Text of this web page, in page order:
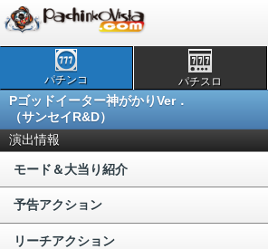
パチンコ パチスロ
Pゴッドイーター神がかりVer．
（サンセイR&D）
演出情報
モード＆大当り紹介
予告アクション
リーチアクション